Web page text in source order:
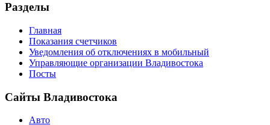
Разделы
Главная
Показания счетчиков
Уведомления об отключениях в мобильный
Управляющие организации Владивостока
Посты
Сайты Владивостока
Авто